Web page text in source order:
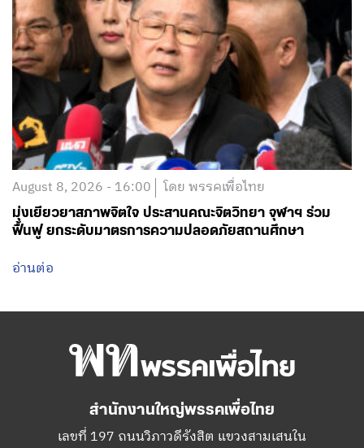
August 8, 2026 - 16:00 โดย พรรคเพื่อไทย
มุ่งเยียวยาสภาพจิตใจ ประสานคณะจิตวิทยา จุฬาฯ ร่วม
ฟื้นฟู ยกระดับมาตรการความปลอดภัยสถานศึกษา
อ่านต่อ
สำนักงานใหญ่พรรคเพื่อไทย
เลขที่ 197 ถนนวิภาวดีรังสิต แขวงสามเสนใน